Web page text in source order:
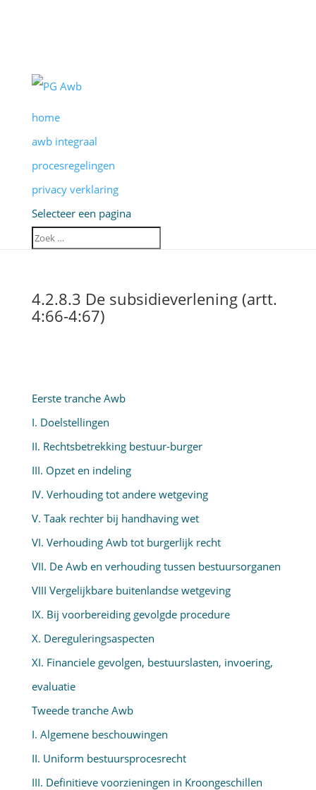
home
awb integraal
procesregelingen
privacy verklaring
Selecteer een pagina
4.2.8.3 De subsidieverlening (artt.
4:66-4:67)
Eerste tranche Awb
I. Doelstellingen
II. Rechtsbetrekking bestuur-burger
III. Opzet en indeling
IV. Verhouding tot andere wetgeving
V. Taak rechter bij handhaving wet
VI. Verhouding Awb tot burgerlijk recht
VII. De Awb en verhouding tussen bestuursorganen
VIII Vergelijkbare buitenlandse wetgeving
IX. Bij voorbereiding gevolgde procedure
X. Dereguleringsaspecten
XI. Financiele gevolgen, bestuurslasten, invoering,
evaluatie
Tweede tranche Awb
I. Algemene beschouwingen
II. Uniform bestuursprocesrecht
III. Definitieve voorzieningen in Kroongeschillen